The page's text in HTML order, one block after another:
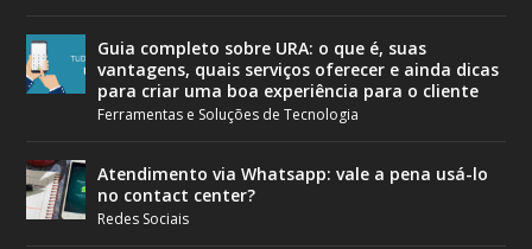
Guia completo sobre URA: o que é, suas
vantagens, quais serviços oferecer e ainda dicas
para criar uma boa experiência para o cliente
Ferramentas e Soluções de Tecnologia
Atendimento via Whatsapp: vale a pena usá-lo
no contact center?
Redes Sociais